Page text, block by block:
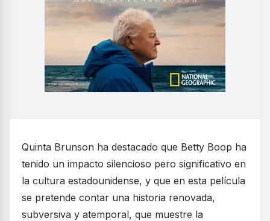
Quinta Brunson ha destacado que Betty Boop ha
tenido un impacto silencioso pero significativo en
la cultura estadounidense, y que en esta película
se pretende contar una historia renovada,
subversiva y atemporal, que muestre la